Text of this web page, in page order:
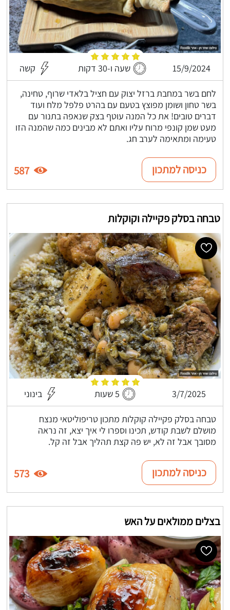
15/9/2024 שעה ו-30 דקות קשה
לחם בשר במחבת ברזל יצוק עם חציל בלאדי שרוף, טחינה,
בשר טחון ושומן מפוצץ בטעם עם בהרט פלפל מלח ועוד
דברים טובים! את כל המנה עוטף בצק שנאפה בתנור עם
מעט שמן קונפי מרוח עליו ואתם לא מבינים כמה שהמנה הזו
טעימה ומתאימה לערב חג.
כניסה למתכון 587
טבחה בסלק פקיילה וקוקלות
3/7/2025 5 שעות בינוני
טבחה בסלק פקיילה קוקלות מתכון טריפוליטאי מנצח
מושלם לשבת קודש, תכינו וספרו לי איך יצא, זה נראה
מסובך אבל זה לא, יש פה קצת תהליך אבל זה קל.
כניסה למתכון 573
בצלים ממולאים על האש